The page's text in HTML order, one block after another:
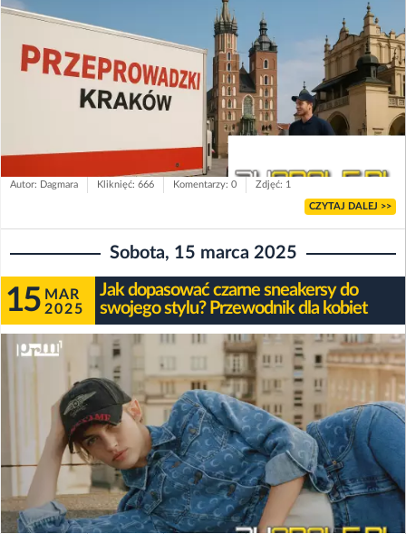
Autor: Dagmara Kliknięć: 666 Komentarzy: 0 Zdjęć: 1
CZYTAJ DALEJ >>
Sobota, 15 marca 2025
15 MAR
2025
Jak dopasować czarne sneakersy do
swojego stylu? Przewodnik dla kobiet